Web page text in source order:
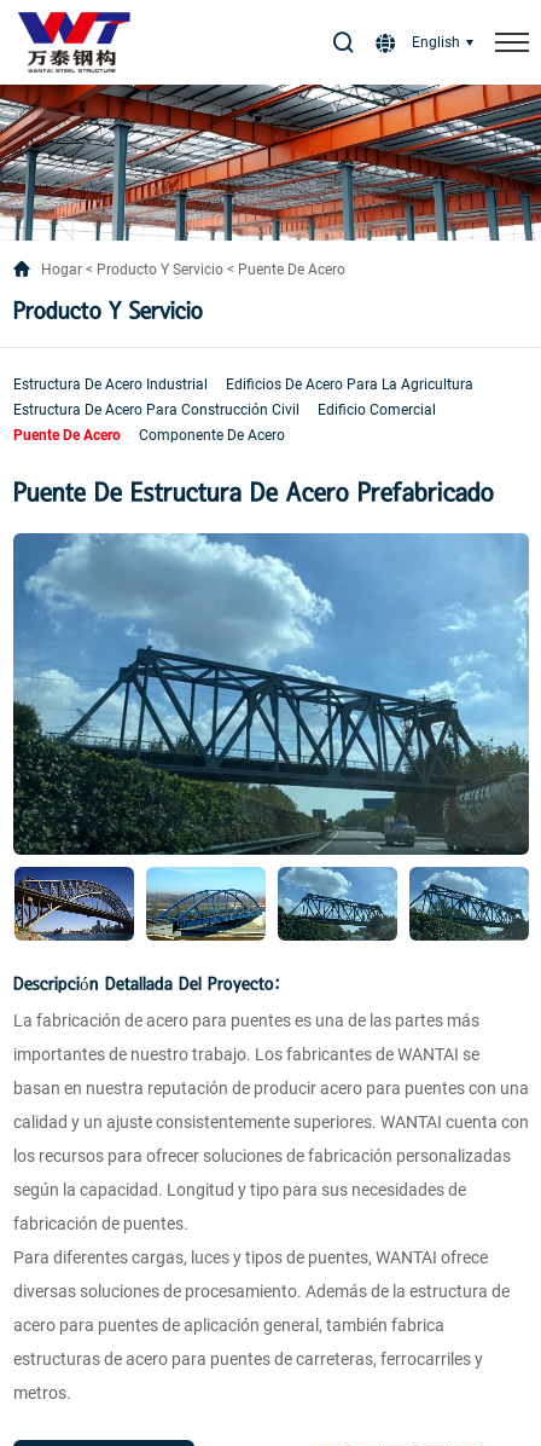
English
Select Language
Hogar Producto Y Servicio Puente De Acero
Producto Y Servicio
Estructura De Acero Industrial
Edificios De Acero Para La Agricultura
Estructura De Acero Para Construcción Civil
Edificio Comercial
Puente De Acero
Componente De Acero
Puente De Estructura De Acero Prefabricado
Descripción Detallada Del Proyecto:
La fabricación de acero para puentes es una de las partes más
importantes de nuestro trabajo. Los fabricantes de WANTAI se
basan en nuestra reputación de producir acero para puentes con una
calidad y un ajuste consistentemente superiores. WANTAI cuenta con
los recursos para ofrecer soluciones de fabricación personalizadas
según la capacidad. Longitud y tipo para sus necesidades de
fabricación de puentes.
Para diferentes cargas, luces y tipos de puentes, WANTAI ofrece
diversas soluciones de procesamiento. Además de la estructura de
acero para puentes de aplicación general, también fabrica
estructuras de acero para puentes de carreteras, ferrocarriles y
metros.